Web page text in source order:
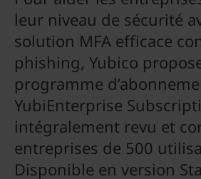
leur niveau de sécurité
solution MFA efficace
phishing, Yubico
programme
YubiEnterprise
intégralement revu et
entreprises de 500
Disponible en version